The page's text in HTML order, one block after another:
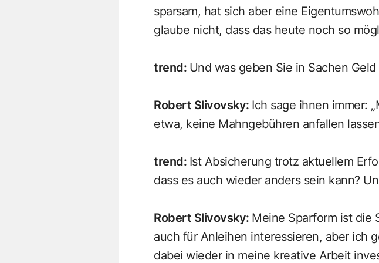
sparsam, hat sich aber eine
glaube nicht, dass das heute noch so
trend: Und was geben Sie in Sachen
Robert Slivovsky: Ich sage ihnen immer:
etwa, keine Mahngebühren anfallen
trend: Ist Absicherung trotz aktuellem
dass es auch wieder anders sein kann?
Robert Slivovsky: Meine Sparform ist die
auch für Anleihen interessieren, aber ich
dabei wieder in meine kreative Arbeit